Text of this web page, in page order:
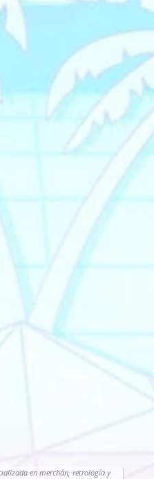
en merchán, retrología y